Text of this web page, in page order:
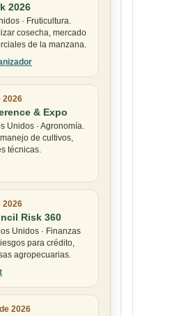
2026
· Fruticultura.
cosecha, mercado
de la manzana.
2026
& Expo
Unidos · Agronomía.
de cultivos,
técnicas.
2026
Risk 360
Unidos · Finanzas
para crédito,
agropecuarias.
2026